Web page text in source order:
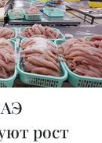
рост